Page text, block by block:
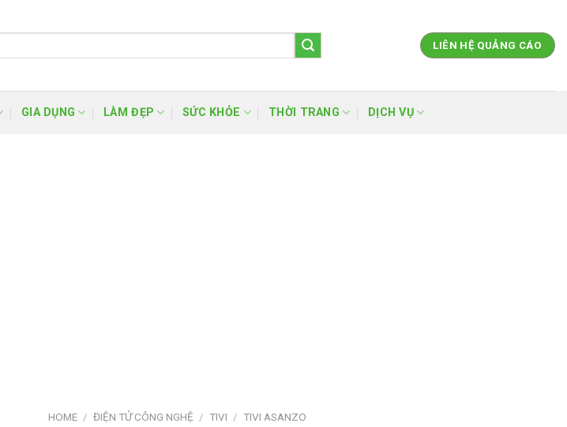
LIÊN HỆ QUẢNG CÁO
GIA DỤNG LÀM ĐẸP SỨC KHỎE THỜI TRANG DỊCH VỤ
HOME / ĐIỆN TỬ CÔNG NGHỆ / TIVI / TIVI ASANZO